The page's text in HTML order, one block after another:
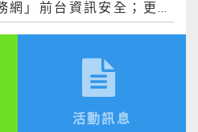
活動訊息